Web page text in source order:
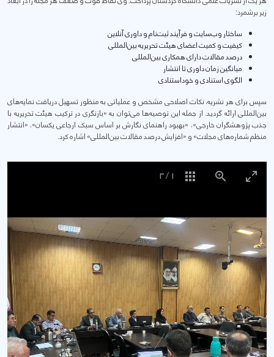
زیر برشمرد:
ساختار وب‌سایت و فرآیند ثبت‌نام و داوری آنلاین
کیفیت و کمیت اعضای هیئت تحریریه بین‌المللی
درصد مقالات دارای همکاری بین‌المللی
میانگین زمان داوری تا انتشار
الگوی استنادی و خوداستنادی
سپس برای هر نشریه، نکات اصلاحی مشخص و عملیاتی به منظور تسهیل دریافت نمایه‌های
بین‌المللی ارائه گردید. از جمله این توصیه‌ها می‌توان به «بازنگری در ترکیب هیئت تحریریه با
جذب پژوهشگران خارجی»، «بهبود راهنمای نگارش بر اساس سبک ارجاعی یکسان»، «انتشار
منظم شماره‌های مجلات» و «افزایش درصد مقالات بین‌المللی» اشاره کرد.
1
/
3